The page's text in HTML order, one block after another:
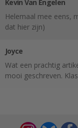
Kevin Van Engelen
Helemaal mee eens,
dat hier zijn)
Joyce
Wat een prachtig
mooi geschreven.